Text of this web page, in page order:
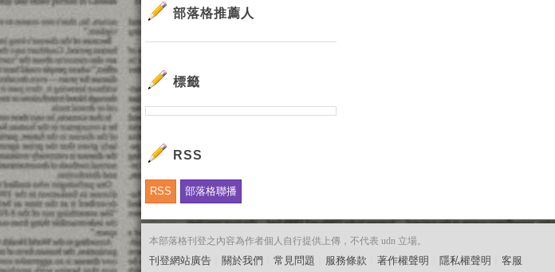
部落格推薦人
標籤
RSS
RSS 部落格聯播
本部落格刊登之內容為作者個人自行提供上傳，不代表 udn 立場。
刊登網站廣告 關於我們 常見問題 服務條款 著作權聲明 隱私權聲明 客服